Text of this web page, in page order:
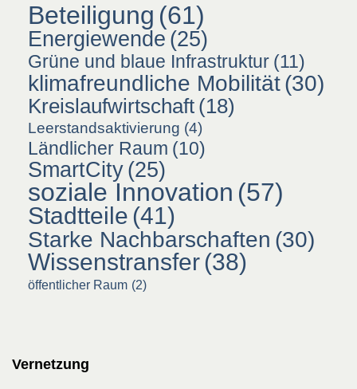
Beteiligung (61)
Energiewende (25)
Grüne und blaue Infrastruktur (11)
klimafreundliche Mobilität(30)
Kreislaufwirtschaft (18)
Leerstandsaktivierung (4)
Ländlicher Raum (10)
SmartCity(25)
soziale Innovation (57)
Stadtteile (41)
Starke Nachbarschaften (30)
Wissenstransfer(38)
öffentlicher Raum (2)
Vernetzung